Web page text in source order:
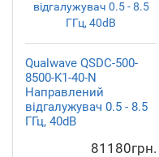
Qualwave QSDC-500-
8500-K1-40-N
Направлений
відгалужувач 0.5 - 8.5
ГГц, 40dB
81180грн.